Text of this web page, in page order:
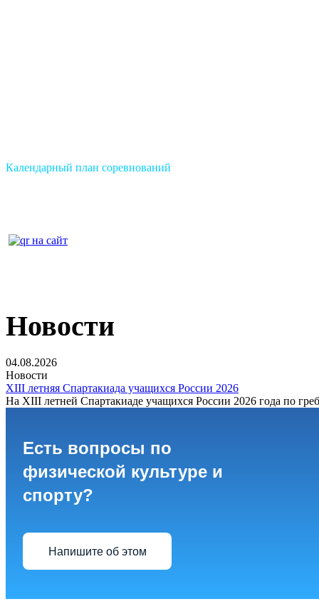
Календарный план соревнований
Новости
04.08.2026
Новости
XIII летняя Спартакиада учащихся России 2026
На XIII летней Спартакиаде учащихся России 2026 года по
Есть вопросы по
физической культуре и
спорту?
Напишите об этом